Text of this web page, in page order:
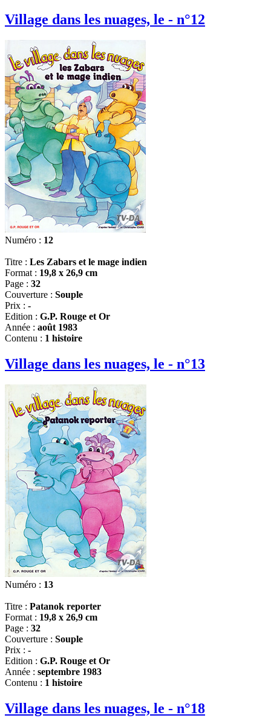
Village dans les nuages, le - n°12
Numéro : 12
Titre : Les Zabars et le mage indien
Format : 19,8 x 26,9 cm
Page : 32
Couverture : Souple
Prix : -
Edition : G.P. Rouge et Or
Année : août 1983
Contenu : 1 histoire
Village dans les nuages, le - n°13
Numéro : 13
Titre : Patanok reporter
Format : 19,8 x 26,9 cm
Page : 32
Couverture : Souple
Prix : -
Edition : G.P. Rouge et Or
Année : septembre 1983
Contenu : 1 histoire
Village dans les nuages, le - n°18